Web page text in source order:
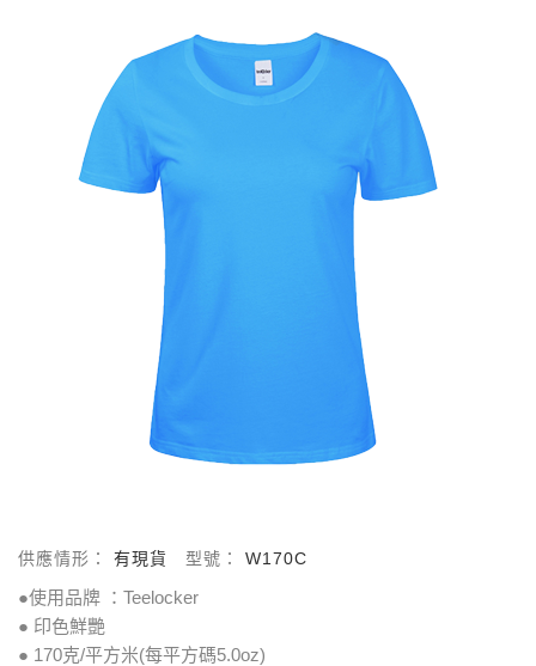
供應情形： 有現貨 型號： W170C
●使用品牌 ：Teelocker
● 印色鮮艷
● 170克/平方米(每平方碼5.0oz)